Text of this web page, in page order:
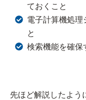
ておくこと
電子計算機処理
と
検索機能を確保
先ほど解説したよう